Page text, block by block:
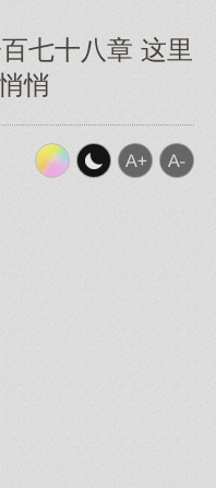
七十八章 这里
悄